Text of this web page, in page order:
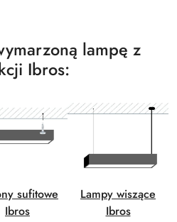
lampę z
Ibros:
sufitowe
Ibros
Lampy wiszące
Ibros